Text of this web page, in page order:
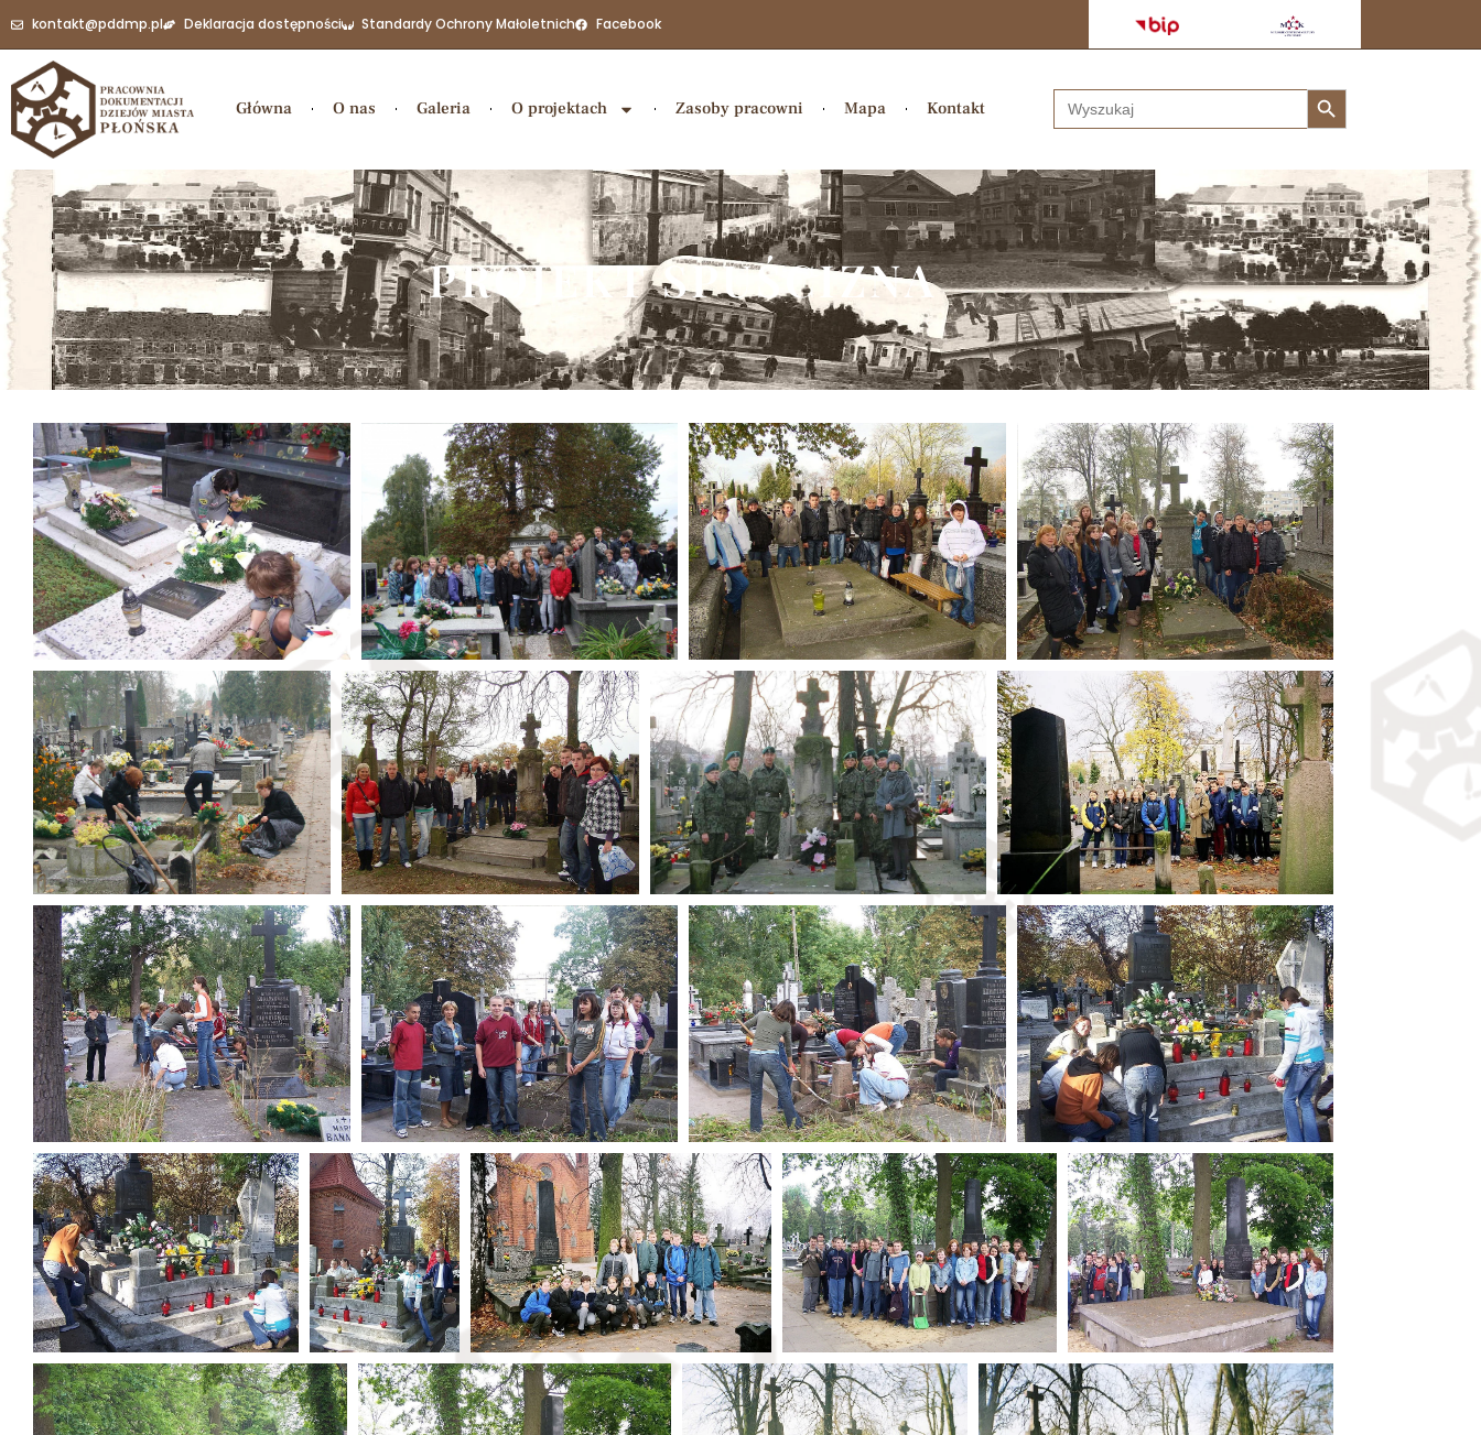
kontakt@pddmp.pl Deklaracja dostępności Standardy Ochrony Małoletnich Facebook
Główna O nas Galeria O projektach Zasoby pracowni Mapa Kontakt
Search
for:
Search Button
PROJEKT SPUŚCIZNA